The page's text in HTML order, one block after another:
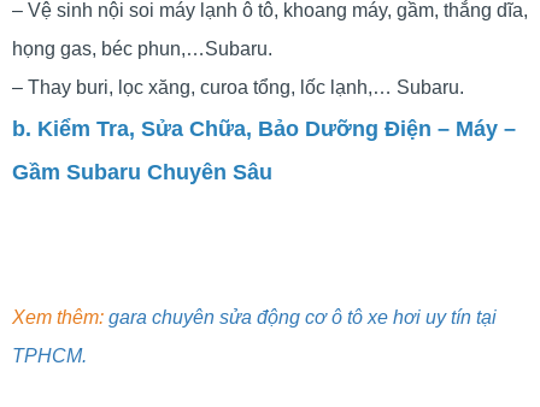
– Vệ sinh nội soi máy lạnh ô tô, khoang máy, gầm, thắng dĩa,
họng gas, béc phun,…Subaru.
– Thay buri, lọc xăng, curoa tổng, lốc lạnh,… Subaru.
b. Kiểm Tra, Sửa Chữa, Bảo Dưỡng Điện – Máy –
Gầm Subaru Chuyên Sâu
Xem thêm: gara chuyên sửa động cơ ô tô xe hơi uy tín tại
TPHCM.